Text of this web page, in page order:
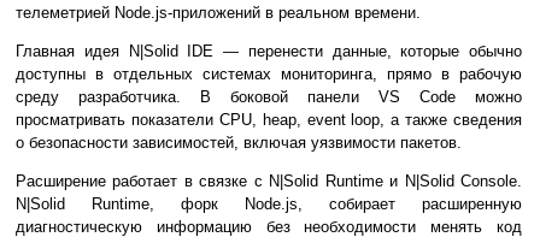
телеметрией Node.js-приложений в реальном времени.
Главная идея N|Solid IDE — перенести данные, которые обычно
доступны в отдельных системах мониторинга, прямо в рабочую
среду разработчика. В боковой панели VS Code можно
просматривать показатели CPU, heap, event loop, а также сведения
о безопасности зависимостей, включая уязвимости пакетов.
Расширение работает в связке с N|Solid Runtime и N|Solid Console.
N|Solid Runtime, форк Node.js, собирает расширенную
диагностическую информацию без необходимости менять код